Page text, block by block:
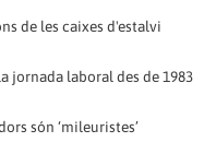
de les caixes d'estalvi
jornada laboral des de 1983
són ‘mileuristes’